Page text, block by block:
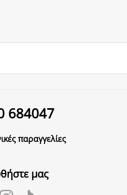
684047
παραγγελίες
μας